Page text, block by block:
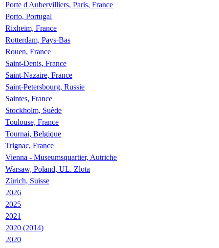
Porte d Aubervilliers, Paris, France
Porto, Portugal
Rixheim, France
Rotterdam, Pays-Bas
Rouen, France
Saint-Denis, France
Saint-Nazaire, France
Saint-Petersbourg, Russie
Saintes, France
Stockholm, Suède
Toulouse, France
Tournai, Belgique
Trignac, France
Vienna - Museumsquartier, Autriche
Warsaw, Poland, UL. Zlota
Zürich, Suisse
2026
2025
2021
2020 (2014)
2020